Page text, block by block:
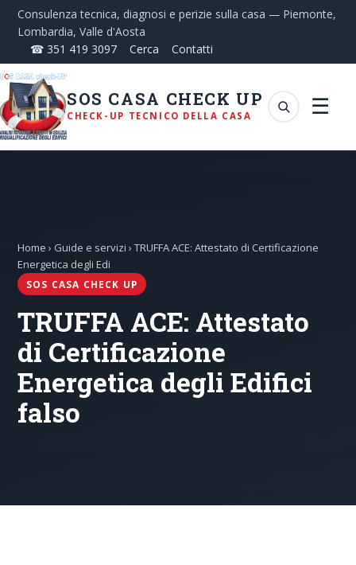
Consulenza tecnica, diagnosi e perizie sulla casa — Piemonte,
Lombardia, Valle d'Aosta
☎ 351 419 3097
Cerca Contatti
SOS CASA CHECK UP
CHECK-UP TECNICO DELLA CASA ☰
Home › Guide e servizi › TRUFFA ACE: Attestato di Certificazione
Energetica degli Edi
SOS CASA CHECK UP
TRUFFA ACE: Attestato
di Certificazione
Energetica degli Edifici
falso